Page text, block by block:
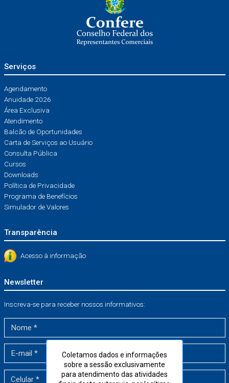
Serviços
Agendamento
Anuidade 2026
Área Exclusiva
Atendimento
Balcão de Oportunidades
Carta de Serviços ao Usuário
Consulta Pública
Cursos
Downloads
Política de Privacidade
Programa de Benefícios
Simulador de Valores
Transparência
Acesso à informação
Newsletter
Inscreva-se para receber nossos informativos:
Coletamos dados e informações
sobre a sessão exclusivamente
para atendimento das atividades